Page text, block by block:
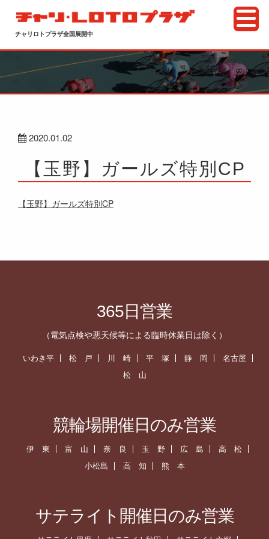
チャリロトプラザ全国展開中
2020.01.02
【玉野】ガールズ特別CP
【玉野】ガールズ特別CP
365日営業
（電気点検や悪天候等による臨時休業日は除く）
いわき平 松 戸 川 崎 平 塚 静 岡
名古屋
松 山
競輪場開催日のみ営業
伊 東 富 山 奈 良 玉 野 広 島
高 松
小松島
高 知 熊 本
サテライト開催日のみ営業